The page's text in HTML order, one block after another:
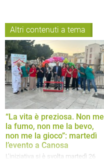
Altri contenuti a tema
“La vita è preziosa. Non me
la fumo, non me la bevo,
non me la gioco”: martedì
l’evento a Canosa
L’iniziativa si è svolta martedì 26